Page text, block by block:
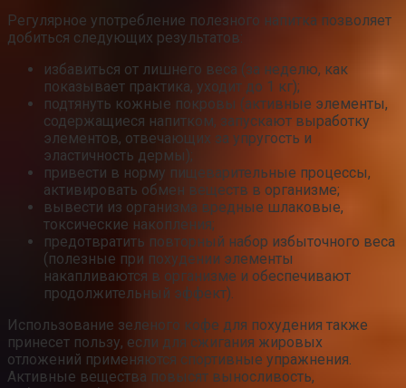
Регулярное употребление полезного напитка позволяет
добиться следующих результатов:
избавиться от лишнего веса (за неделю, как
показывает практика, уходит до 1 кг);
подтянуть кожные покровы (активные элементы,
содержащиеся напитком, запускают выработку
элементов, отвечающих за упругость и
эластичность дермы);
привести в норму пищеварительные процессы,
активировать обмен веществ в организме;
вывести из организма вредные шлаковые,
токсические накопления;
предотвратить повторный набор избыточного веса
(полезные при похудении элементы
накапливаются в организме и обеспечивают
продолжительный эффект).
Использование зеленого кофе для похудения также
принесет пользу, если для сжигания жировых
отложений применяются спортивные упражнения.
Активные вещества повысят выносливость,